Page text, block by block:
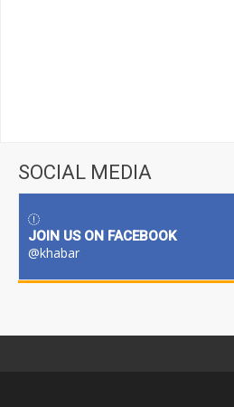
SOCIAL MEDIA
JOIN US ON FACEBOOK
@khabar